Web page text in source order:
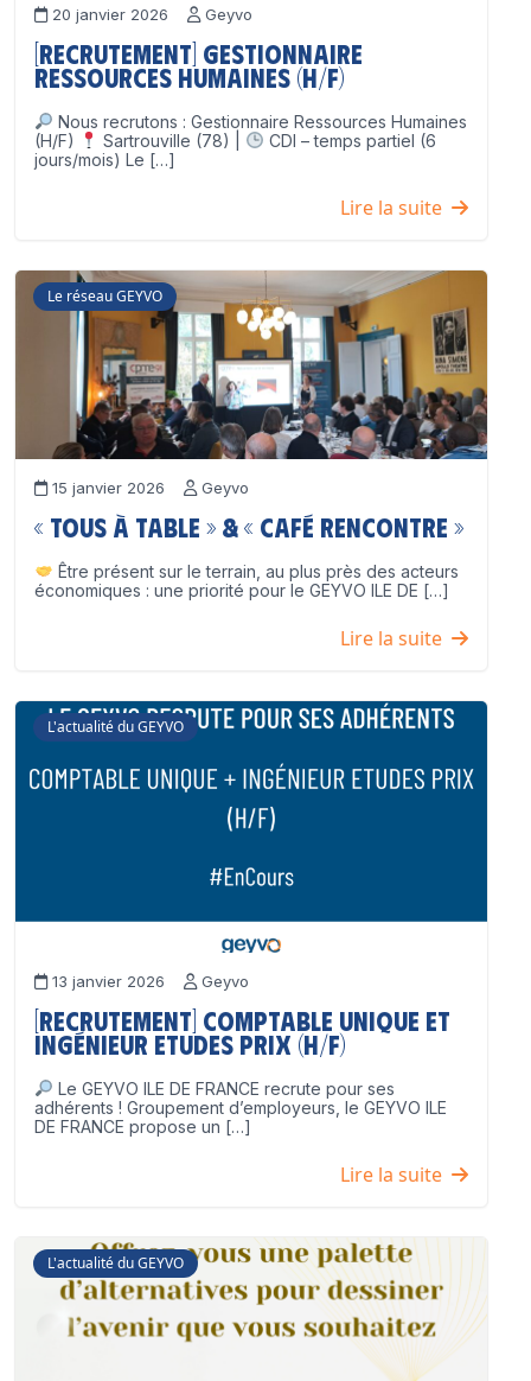
20 janvier 2026 Geyvo
[Recrutement] Gestionnaire
Ressources Humaines (H/F)
Nous recrutons : Gestionnaire Ressources Humaines
(H/F)
Sartrouville (78) |
CDI – temps partiel (6
jours/mois) Le […]
Lire la suite
Le réseau GEYVO
15 janvier 2026 Geyvo
« Tous à table » & « Café Rencontre »
Être présent sur le terrain, au plus près des acteurs
économiques : une priorité pour le GEYVO ILE DE […]
Lire la suite
L'actualité du GEYVO
13 janvier 2026 Geyvo
[Recrutement] Comptable unique et
Ingénieur Etudes Prix (H/F)
Le GEYVO ILE DE FRANCE recrute pour ses
adhérents ! Groupement d’employeurs, le GEYVO ILE
DE FRANCE propose un […]
Lire la suite
L'actualité du GEYVO